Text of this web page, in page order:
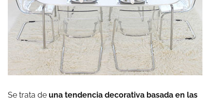
Se trata de una tendencia decorativa basada en las